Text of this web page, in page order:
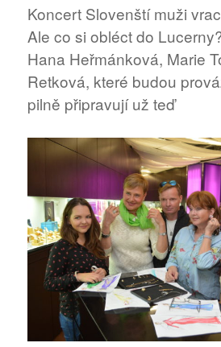
Koncert Slovenští muži
Ale co si obléct do
Hana Heřmánková, Marie
Retková, které budou
pilně připravují už teď